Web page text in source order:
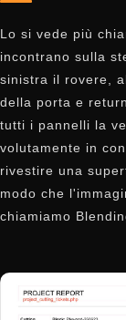
Lo si vede più
incontrano sulla
sinistra il rovere,
della porta e
tutti i pannelli la
volutamente in
rivestire una
modo che
chiamiamo